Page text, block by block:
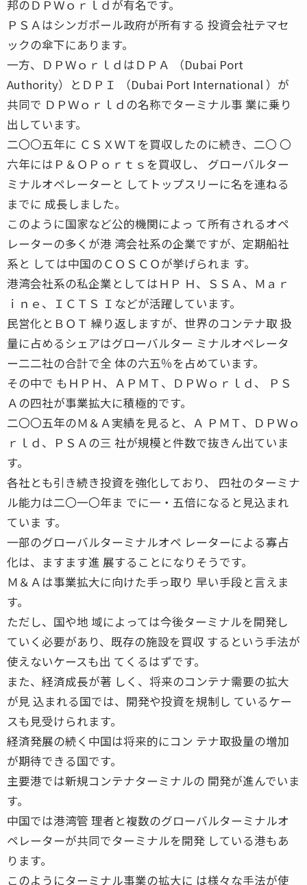
邦のＤＰＷｏｒｌｄが有名です。
ＰＳＡはシンガポール政府が所有する 投資会社テマセ
ックの傘下にあります。
一方、ＤＰＷｏｒｌｄはＤＰＡ （Dubai Port
Authority）とＤＰＩ （Dubai Port International ）が
共同で ＤＰＷｏｒｌｄの名称でターミナル事 業に乗り
出しています。
二〇〇五年に ＣＳＸＷＴを買収したのに続き、二〇 〇
六年にはＰ＆ＯＰｏｒｔｓを買収し、 グローバルター
ミナルオペレーターと してトップスリーに名を連ねる
までに 成長しました。
このように国家など公的機関によっ て所有されるオペ
レーターの多くが港 湾会社系の企業ですが、定期船社
系と しては中国のＣＯＳＣＯが挙げられま す。
港湾会社系の私企業としてはＨＰ Ｈ、ＳＳＡ、Ｍａｒ
ｉｎｅ、ＩＣＴＳ Ｉなどが活躍しています。
民営化とＢＯＴ 繰り返しますが、世界のコンテナ取 扱
量に占めるシェアはグローバルター ミナルオペレータ
ー二二社の合計で全 体の六五％を占めています。
その中で もＨＰＨ、ＡＰＭＴ、ＤＰＷｏｒｌｄ、 ＰＳ
Ａの四社が事業拡大に積極的です。
二〇〇五年のＭ＆Ａ実績を見ると、Ａ ＰＭＴ、ＤＰＷｏ
ｒｌｄ、ＰＳＡの三 社が規模と件数で抜きん出ていま
す。
各社とも引き続き投資を強化しており、 四社のターミナ
ル能力は二〇一〇年ま でに一・五倍になると見込まれ
ていま す。
一部のグローバルターミナルオペ レーターによる寡占
化は、ますます進 展することになりそうです。
Ｍ＆Ａは事業拡大に向けた手っ取り 早い手段と言えま
す。
ただし、国や地 域によっては今後ターミナルを開発し
ていく必要があり、既存の施設を買収 するという手法が
使えないケースも出 てくるはずです。
また、経済成長が著 しく、将来のコンテナ需要の拡大
が見 込まれる国では、開発や投資を規制し ているケー
スも見受けられます。
経済発展の続く中国は将来的にコン テナ取扱量の増加
が期待できる国です。
主要港では新規コンテナターミナルの 開発が進んでいま
す。
中国では港湾管 理者と複数のグローバルターミナルオ
ペレーターが共同でターミナルを開発 している港もあ
ります。
このようにターミナル事業の拡大に は様々な手法が使